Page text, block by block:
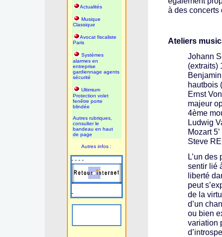
Actualités
Musique
Classique
Avocat fiscaliste
Paris
Systèmes
alarmes en
entreprise
gardiennage agents
sécurité
Ultimium
Protection volet
fenêtre porte
blindée
Autres rubriques,
consulter le
bandeau en haut
de page
Autres infos :
- - - -
-
à des concerts
Ateliers
Johann
(extraits)
hautbois
Ernst
majeur
4ème
Ludwig
Mozart 5’
Steve
L’un
sentir lié
liberté
peut
de la
d’un
ou bien
variation